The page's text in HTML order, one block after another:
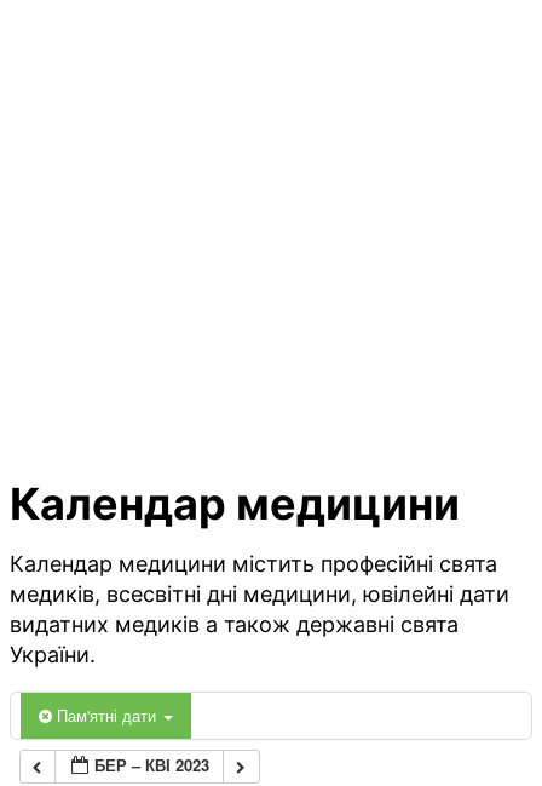
Календар медицини
Календар медицини містить професійні свята
медиків, всесвітні дні медицини, ювілейні дати
видатних медиків а також державні свята
України.
Пам'ятні дати
БЕР – КВІ 2023